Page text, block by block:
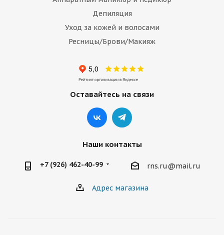
Депиляция
Уход за кожей и волосами
Ресницы/Брови/Макияж
Оставайтесь на связи
Наши контакты
+7 (926) 462-40-99 rns.ru@mail.ru
Адрес магазина